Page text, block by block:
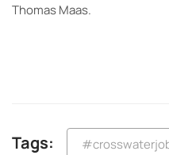
Thomas Maas.
Tags: